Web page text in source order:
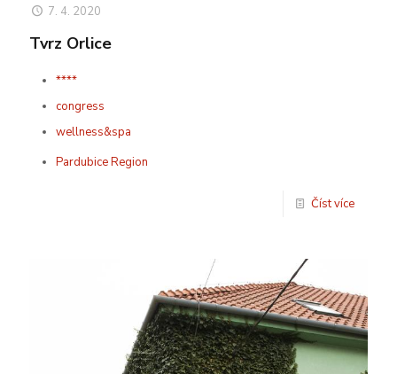
7. 4. 2020
Tvrz Orlice
****
congress
wellness&spa
Pardubice Region
Číst více